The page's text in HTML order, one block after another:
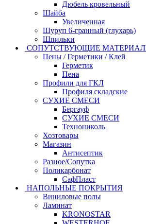
Дюбель кровельный
Шайба
Увеличенная
Шуруп 6-гранный (глухарь)
Шпильки
СОПУТСТВУЮЩИЕ
Пены / Герметики / Клей
Герметик
Пена
Профили для ГКЛ
Профиля складские
СУХИЕ СМЕСИ
Бергауф
СУХИЕ СМЕСИ
Технониколь
Хозтовары
Магазин
Антисептик
Разное/Сопутка
Поликарбонат
СафПласт
НАПОЛЬНЫЕ ПОКРЫТИЯ
Виниловые полы
Ламинат
KRONOSTAR